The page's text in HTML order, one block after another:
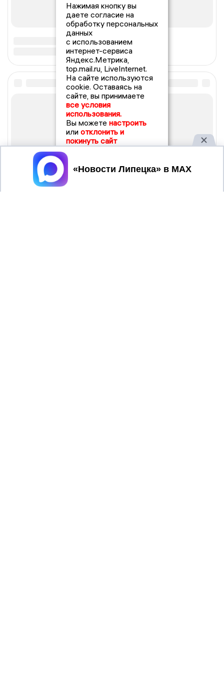
Нажимая кнопку вы
даете согласие на
обработку персональных
данных
с использованием
интернет-сервиса
Яндекс.Метрика,
top.mail.ru, LiveInternet.
На сайте используются
cookie. Оставаясь на
сайте, вы принимаете
все условия
использования.
Вы можете настроить
или отклонить и
покинуть сайт
Принять